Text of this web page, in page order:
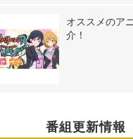
オススメのア
介！
番組更新情報